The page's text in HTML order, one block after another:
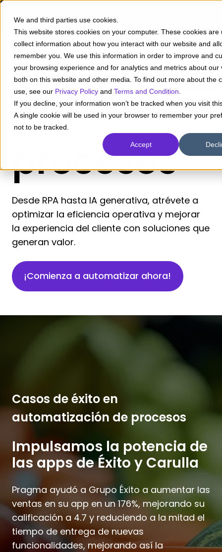
We and third parties use cookies.
This website stores cookies on your computer. These cookies are
collect information about how you interact with our website and
remember you. We use this information in order to improve and
your browsing experience and for analytics and metrics about our
both on this website and other media. To find out more about the
use, see our Privacy Policy and Terms and Condition
If you decline, your information won’t be tracked when you visit
A single cookie will be used in your browser to remember your
not to be tracked.
Accept
de
procesos
Desde RPA hasta IA generativa, atrévete a
optimizar la eficiencia operativa y mejorar
la experiencia del cliente con soluciones que
generan valor.
¡Comienza a automatizar ahora!
Casos de éxito en
automatización de procesos
Impulsamos la potencia de
las apps de Éxito y Carulla
Pragma ayudó a Grupo Éxito a aumentar las
ventas en su app en un 176%, mejorando su
calificación a 4.7 y reduciendo a la mitad el
tiempo de entrega de nuevas
funcionalidades, mejorando así la